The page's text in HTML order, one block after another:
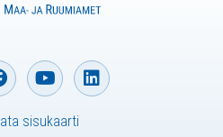
sisukaarti